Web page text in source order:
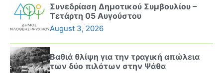
Συνεδρίαση Δημοτικού Συμβουλίου –
Τετάρτη 05 Αυγούστου
August 3, 2026
Βαθιά θλίψη για την τραγική απώλεια
των δύο πιλότων στην Ψάθα